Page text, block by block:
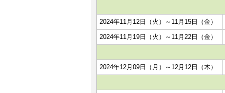
2024年11月12日（火）～11月15日（金）
2024年11月19日（火）～11月22日（金）
2024年12月09日（月）～12月12日（木）